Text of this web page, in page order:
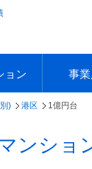
ョン
で探す
探す
新着物件
新着物件
事
エリア
沿線で
本日の
今週の
) 港区 1億円台
ンショ